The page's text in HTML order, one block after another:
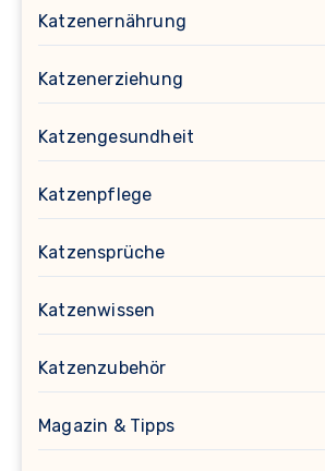
Katzenernährung
Katzenerziehung
Katzengesundheit
Katzenpflege
Katzensprüche
Katzenwissen
Katzenzubehör
Magazin & Tipps